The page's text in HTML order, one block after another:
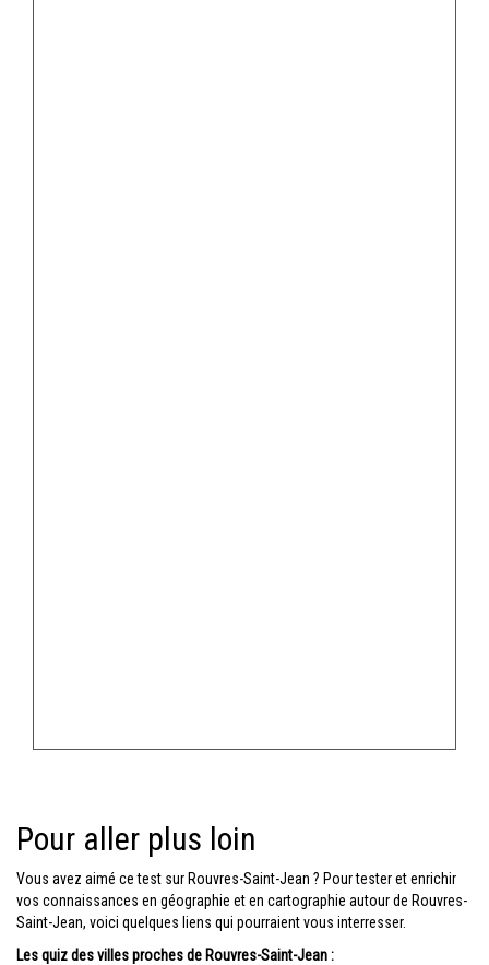
Pour aller plus loin
Vous avez aimé ce test sur Rouvres-Saint-Jean ? Pour tester et enrichir
vos connaissances en géographie et en cartographie autour de Rouvres-
Saint-Jean, voici quelques liens qui pourraient vous interresser.
Les quiz des villes proches de Rouvres-Saint-Jean :